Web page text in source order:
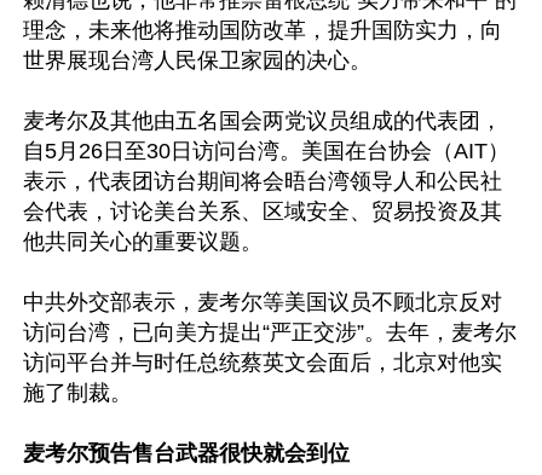
理念，未来他将推动国防改革，提升国防实力，向
世界展现台湾人民保卫家园的决心。
麦考尔及其他由五名国会两党议员组成的代表团，
自5月26日至30日访问台湾。美国在台协会（AIT）
表示，代表团访台期间将会晤台湾领导人和公民社
会代表，讨论美台关系、区域安全、贸易投资及其
他共同关心的重要议题。
中共外交部表示，麦考尔等美国议员不顾北京反对
访问台湾，已向美方提出“严正交涉”。去年，麦考尔
访问平台并与时任总统蔡英文会面后，北京对他实
施了制裁。
麦考尔预告售台武器很快就会到位